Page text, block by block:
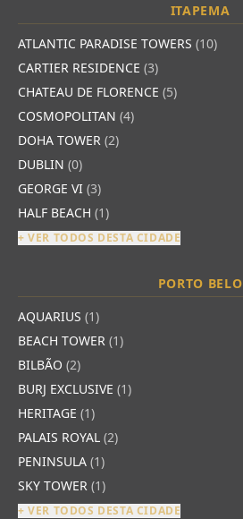
ITAPEMA
ATLANTIC PARADISE TOWERS (10)
CARTIER RESIDENCE (3)
CHATEAU DE FLORENCE (5)
COSMOPOLITAN (4)
DOHA TOWER (2)
DUBLIN (0)
GEORGE VI (3)
HALF BEACH (1)
+ VER TODOS DESTA CIDADE
PORTO BELO
AQUARIUS (1)
BEACH TOWER (1)
BILBÃO (2)
BURJ EXCLUSIVE (1)
HERITAGE (1)
PALAIS ROYAL (2)
PENINSULA (1)
SKY TOWER (1)
+ VER TODOS DESTA CIDADE